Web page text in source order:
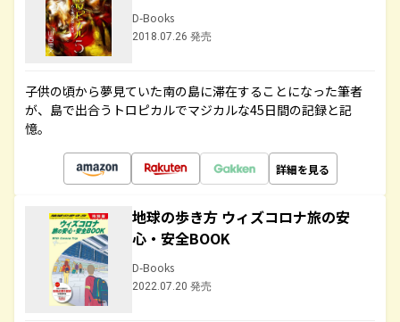
D-Books
2018.07.26 発売
子供の頃から夢見ていた南の島に滞在することになった筆者
が、島で出合うトロピカルでマジカルな45日間の記録と記
憶。
詳細を見る
地球の歩き方 ウィズコロナ旅の安
心・安全BOOK
D-Books
2022.07.20 発売